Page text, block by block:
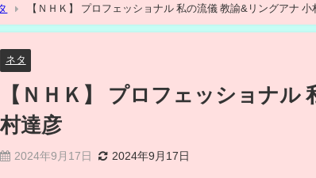
【ＮＨＫ】 プロフェッショナル 私の流儀 教諭&リングアナ 小
ネタ
【ＮＨＫ】 プロフェッショナル
村達彦
2024年9月17日 2024年9月17日